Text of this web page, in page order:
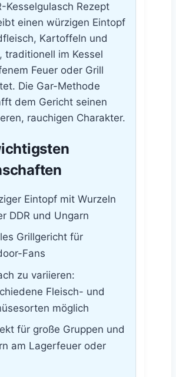
Kesselgulasch Rezept
einen würzigen Eintopf
Kartoffeln und
traditionell im Kessel
Feuer oder Grill
Die Gar-Methode
dem Gericht seinen
rauchigen Charakter.
Eintopf mit Wurzeln
DDR und Ungarn
Grillgericht für
Fans
zu variieren:
Fleisch- und
möglich
für große Gruppen und
am Lagerfeuer oder